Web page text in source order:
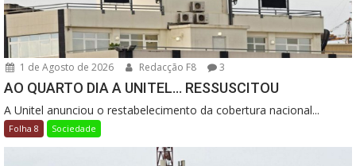
1 de Agosto de 2026 Redacção F8 3
AO QUARTO DIA A UNITEL… RESSUSCITOU
A Unitel anunciou o restabelecimento da cobertura nacional...
Folha 8 Sociedade